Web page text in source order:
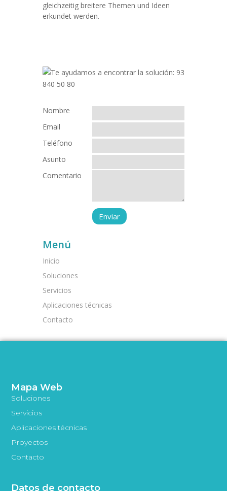
gleichzeitig breitere Themen und Ideen
erkundet werden.
Nombre
Email
Teléfono
Asunto
Comentario
Menú
Inicio
Soluciones
Servicios
Aplicaciones técnicas
Contacto
Mapa Web
Soluciones
Servicios
Aplicaciones técnicas
Proyectos
Contacto
Datos de contacto